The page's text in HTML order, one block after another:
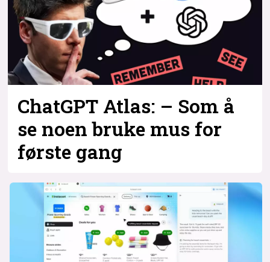
ChatGPT Atlas: – Som å
se noen bruke mus for
første gang